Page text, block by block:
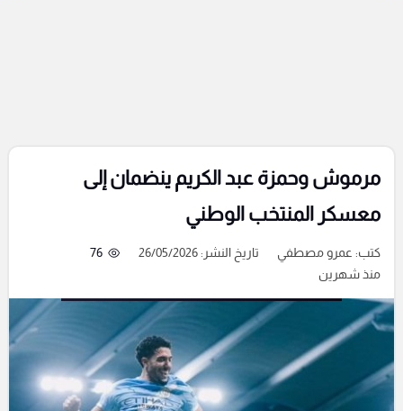
مرموش وحمزة عبد الكريم ينضمان إلى
معسكر المنتخب الوطني
كتب: عمرو مصطفي تاريخ النشر: 26/05/2026
76
منذ شهرين